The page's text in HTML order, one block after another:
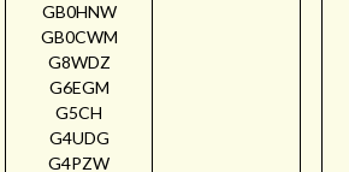
GB0HNW
GB0CWM
G8WDZ
G6EGM
G5CH
G4UDG
G4PZW